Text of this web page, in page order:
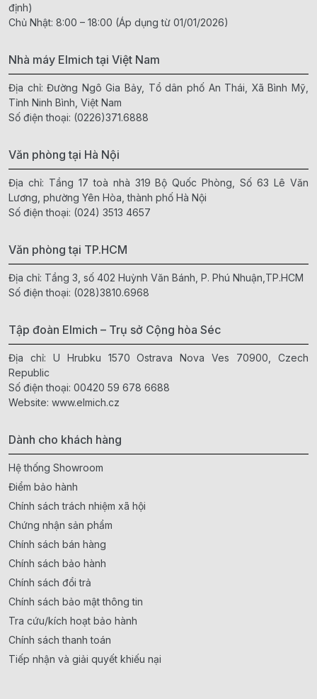
định)
Chủ Nhật: 8:00 – 18:00 (Áp dụng từ 01/01/2026)
Nhà máy Elmich tại Việt Nam
Địa chỉ: Đường Ngô Gia Bảy, Tổ dân phố An Thái, Xã Bình Mỹ,
Tỉnh Ninh Bình, Việt Nam
Số điện thoại: (0226)371.6888
Văn phòng tại Hà Nội
Địa chỉ: Tầng 17 toà nhà 319 Bộ Quốc Phòng, Số 63 Lê Văn
Lương, phường Yên Hòa, thành phố Hà Nội
Số điện thoại: (024) 3513 4657
Văn phòng tại TP.HCM
Địa chỉ: Tầng 3, số 402 Huỳnh Văn Bánh, P. Phú Nhuận,TP.HCM
Số điện thoại: (028)3810.6968
Tập đoàn Elmich – Trụ sở Cộng hòa Séc
Địa chỉ: U Hrubku 1570 Ostrava Nova Ves 70900, Czech
Republic
Số điện thoại: 00420 59 678 6688
Website: www.elmich.cz
Dành cho khách hàng
Hệ thống Showroom
Điểm bảo hành
Chính sách trách nhiệm xã hội
Chứng nhận sản phẩm
Chính sách bán hàng
Chính sách bảo hành
Chính sách đổi trả
Chính sách bảo mật thông tin
Tra cứu/kích hoạt bảo hành
Chính sách thanh toán
Tiếp nhận và giải quyết khiếu nại